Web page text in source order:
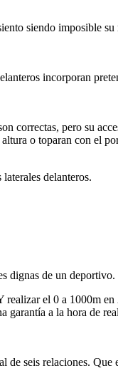
siendo imposible
incorporan
correctas, pero su
o toparan con el
delanteros.
dignas de un deportivo.
el 0 a 1000m
a la hora de
seis relaciones.